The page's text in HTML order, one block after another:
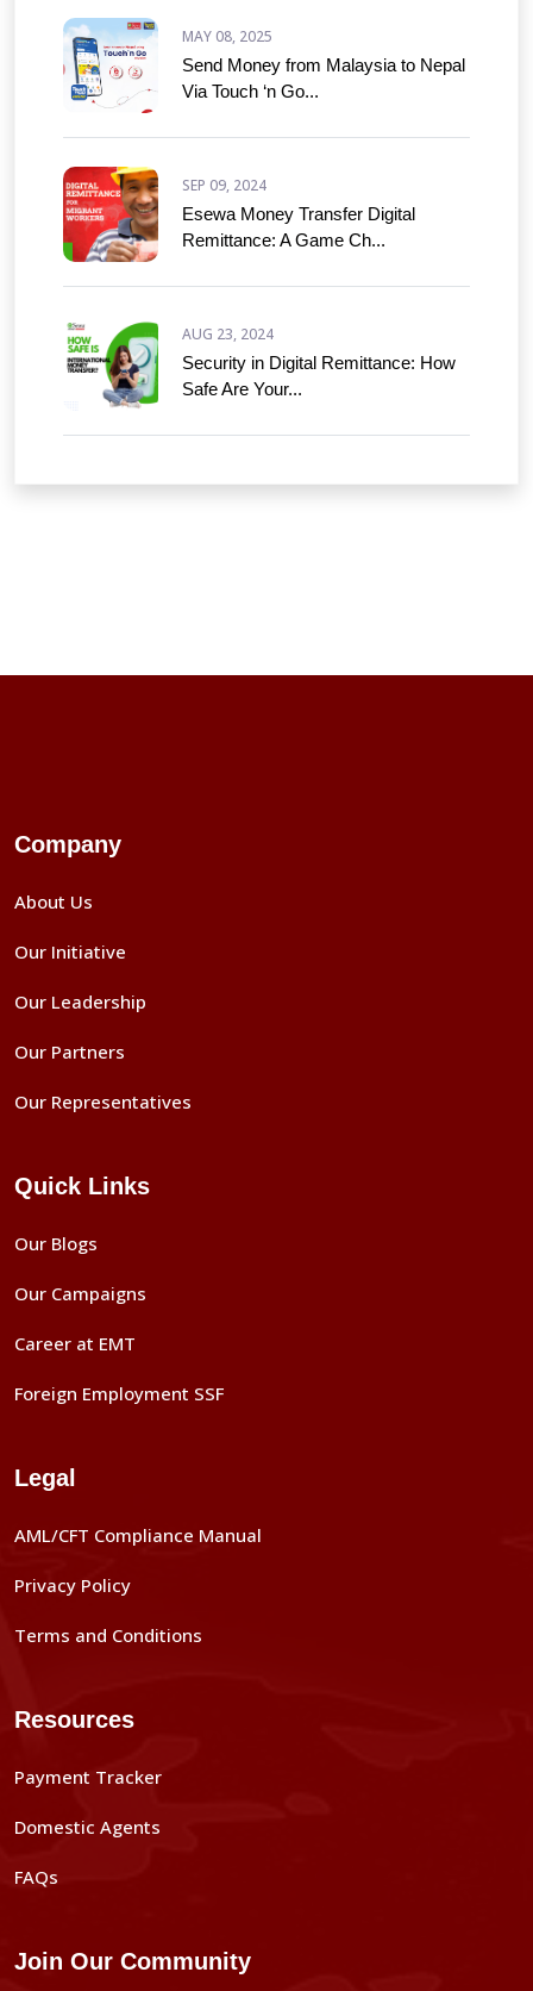
MAY 08, 2025
Send Money from Malaysia to Nepal
Via Touch ‘n Go...
SEP 09, 2024
Esewa Money Transfer Digital
Remittance: A Game Ch...
AUG 23, 2024
Security in Digital Remittance: How
Safe Are Your...
Company
About Us
Our Initiative
Our Leadership
Our Partners
Our Representatives
Quick Links
Our Blogs
Our Campaigns
Career at EMT
Foreign Employment SSF
Legal
AML/CFT Compliance Manual
Privacy Policy
Terms and Conditions
Resources
Payment Tracker
Domestic Agents
FAQs
Join Our Community